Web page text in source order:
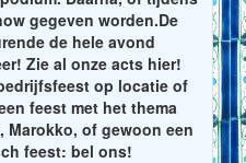
gegeven worden.De
de hele avond
Zie al onze acts hier!
op locatie of
feest met het thema
Marokko, of gewoon een
feest: bel ons!